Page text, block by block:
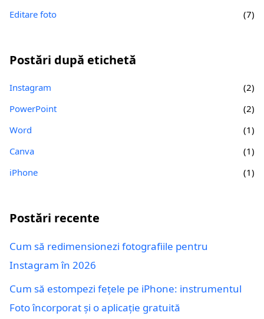
Editare foto
(7)
Postări după etichetă
Instagram
(2)
PowerPoint
(2)
Word
(1)
Canva
(1)
iPhone
(1)
Postări recente
Cum să redimensionezi fotografiile pentru
Instagram în 2026
Cum să estompezi fețele pe iPhone: instrumentul
Foto încorporat și o aplicație gratuită